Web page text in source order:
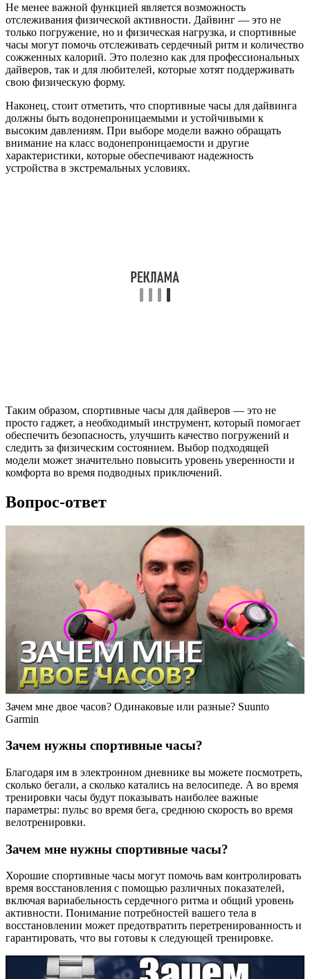
Не менее важной функцией является возможность
отслеживания физической активности. Дайвинг — это не
только погружение, но и физическая нагрузка, и спортивные
часы могут помочь отслеживать сердечный ритм и количество
сожженных калорий. Это полезно как для профессиональных
дайверов, так и для любителей, которые хотят поддерживать
свою физическую форму.
Наконец, стоит отметить, что спортивные часы для дайвинга
должны быть водонепроницаемыми и устойчивыми к
высоким давлениям. При выборе модели важно обращать
внимание на класс водонепроницаемости и другие
характеристики, которые обеспечивают надежность
устройства в экстремальных условиях.
Таким образом, спортивные часы для дайверов — это не
просто гаджет, а необходимый инструмент, который помогает
обеспечить безопасность, улучшить качество погружений и
следить за физическим состоянием. Выбор подходящей
модели может значительно повысить уровень уверенности и
комфорта во время подводных приключений.
Вопрос-ответ
Зачем мне двое часов? Одинаковые или разные? Suunto
Garmin
Зачем нужны спортивные часы?
Благодаря им в электронном дневнике вы можете посмотреть,
сколько бегали, а сколько катались на велосипеде. А во время
тренировки часы будут показывать наиболее важные
параметры: пульс во время бега, среднюю скорость во время
велотренировки.
Зачем мне нужны спортивные часы?
Хорошие спортивные часы могут помочь вам контролировать
время восстановления с помощью различных показателей,
включая вариабельность сердечного ритма и общий уровень
активности. Понимание потребностей вашего тела в
восстановлении может предотвратить перетренированность и
гарантировать, что вы готовы к следующей тренировке.